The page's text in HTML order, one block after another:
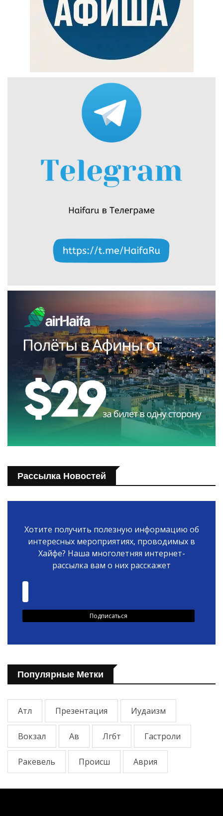
Рассылка Новостей
Хотите получить полезную информацию об
интересных мероприятиях, проводимых в
Хайфе? Наша многолетняя интернет-
рассылка вам о них расскажет
Популярные Метки
Атл Презентация Иудаизм
Вокзал Ав Лгбт Гастроли
Ракевель Происш Аврия